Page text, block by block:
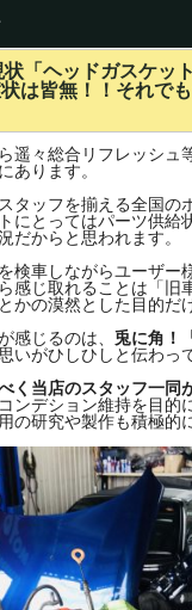
「ヘッドガスケッ
は皆無！！それで
遥々総合リフレッシュ
あります。
タッフを揃える全国の
にとってはパーツ供給
だからと思われます。
検車しながらユーザー
感じ取れることは「旧
かの漠然とした目的だ
感じるのは、 兎に角！
いがひしひしと伝わっ
く当店のスタッフ一同
ンデション維持を目的
の研究や製作も積極的